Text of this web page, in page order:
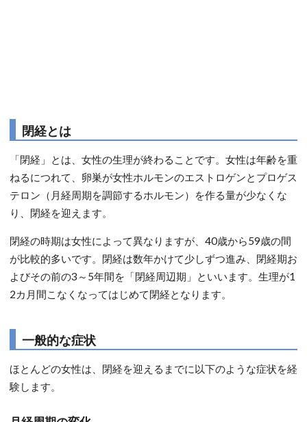
閉経とは
「閉経」とは、女性の生理が終わることです。女性は年齢を重
ねるにつれて、卵巣が女性ホルモンのエストロゲンとプロゲス
テロン（月経周期を調節するホルモン）を作る量が少なくな
り、閉経を迎えます。
閉経の時期は女性によって異なりますが、40歳から59歳の間
が比較的多いです。閉経は数年かけて少しずつ進み、閉経期お
よびその前の3～5年間を「閉経周辺期」といいます。生理が1
2カ月間こなくなってはじめて閉経となります。
一般的な症状
ほとんどの女性は、閉経を迎えるまでに以下のような症状を経
験します。